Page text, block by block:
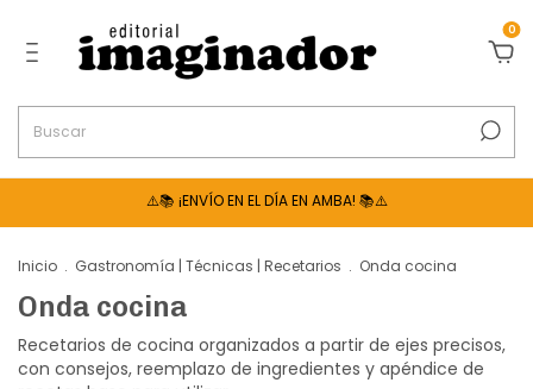
0
⚠️📚 ¡ENVÍO EN EL DÍA EN AMBA! 📚⚠️
Inicio . Gastronomía | Técnicas | Recetarios . Onda cocina
Onda cocina
Recetarios de cocina organizados a partir de ejes precisos,
con consejos, reemplazo de ingredientes y apéndice de